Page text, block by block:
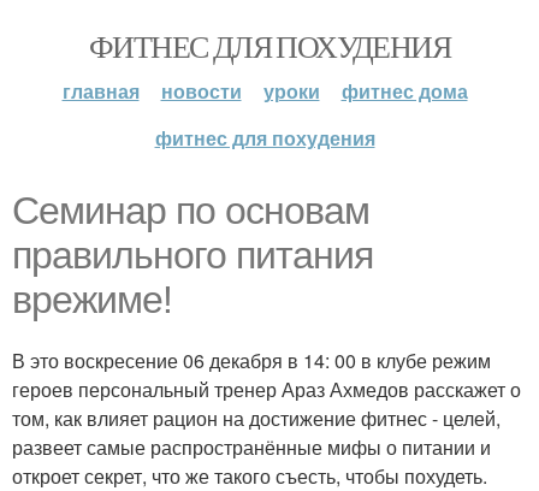
ФИТНЕС ДЛЯ ПОХУДЕНИЯ
главная новости уроки
фитнес дома
фитнес для похудения
Семинар по основам
правильного питания
врежиме!
В это воскресение 06 декабря в 14: 00 в клубе режим
героев персональный тренер Араз Ахмедов расскажет о
том, как влияет рацион на достижение фитнес - целей,
развеет самые распространённые мифы о питании и
откроет секрет, что же такого съесть, чтобы похудеть.